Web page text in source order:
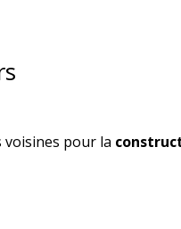
voisines pour la